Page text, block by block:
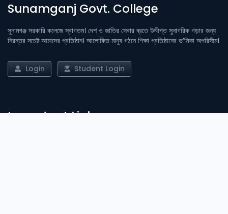
Sunamganj Govt. College
সুনামগঞ্জ সরকারি কলেজে স্বাগতম। দেশ ও জাতির সেবার ব্রতে উদ্দীপ্ত সুনাগরিক গড়ার জন্য
নিরন্তর সচেষ্ট আমাদের প্রতিষ্ঠান। আলোকিত মানুষ গঠনে শিক্ষা প্রতিষ্ঠানের ভ’মিকা অপরিসীম।
Login Student Login
Important Links